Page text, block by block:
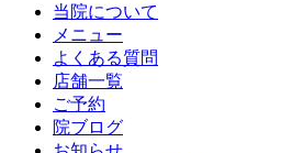
当院について
メニュー
よくある質問
店舗一覧
ご予約
院ブログ